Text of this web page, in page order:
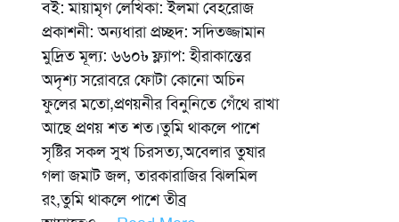
বই: মায়ামৃগ লেখিকা: ইলমা বেহরোজ
প্রকাশনী: অন্যধারা প্রচ্ছদ: সদিতজ্জামান
মুদ্রিত মূল্য: ৬৬০৳ ফ্ল্যাপ: হীরাকান্তের
অদৃশ্য সরোবরে ফোটা কোনো অচিন
ফুলের মতো,প্রণয়নীর বিনুনিতে গেঁথে রাখা
আছে প্রণয় শত শত।তুমি থাকলে পাশে
সৃষ্টির সকল সুখ চিরসত্য,অবেলার তুষার
গলা জমাট জল, তারকারাজির ঝিলমিল
রং,তুমি থাকলে পাশে তীব্র